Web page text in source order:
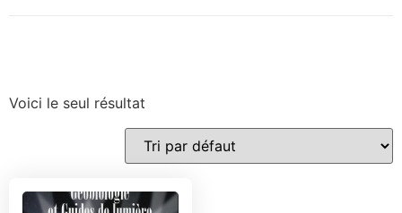
Voici le seul résultat